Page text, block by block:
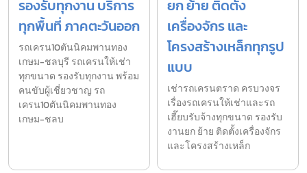
รองรับทุกงาน บริการ
ทุกพื้นที่ ภาคตะวันออก
รถเครน10ตันนิคมพานทอง
เกษม-ชลบุรี รถเครนให้เช่า
ทุกขนาด รองรับทุกงาน พร้อม
คนขับผู้เชี่ยวชาญ รถ
เครน10ตันนิคมพานทอง
เกษม-ชลบ
ยก ย้าย ติดตั้ง
เครื่องจักร และ
โครงสร้างเหล็กทุกรูป
แบบ
เช่ารถเครนตราด ครบวงจร
เรื่องรถเครนให้เช่าและรถ
เฮี๊ยบรับจ้างทุกขนาด รองรับ
งานยก ย้าย ติดตั้งเครื่องจักร
และโครงสร้างเหล็ก